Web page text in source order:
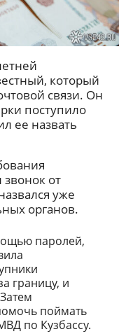
который
связи. Он
поступило
ее назвать
от
уже
органов.
паролей,
границу, и
поймать
по Кузбассу.